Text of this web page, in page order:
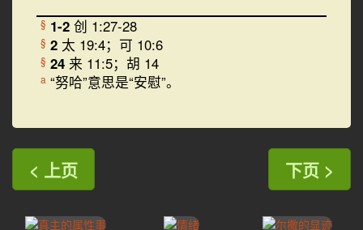
§ 1-2 创 1:27-28
§ 2 太 19:4；可 10:6
§ 24 来 11:5；胡 14
a “努哈”意思是“安慰”。
< 上页 下页 >